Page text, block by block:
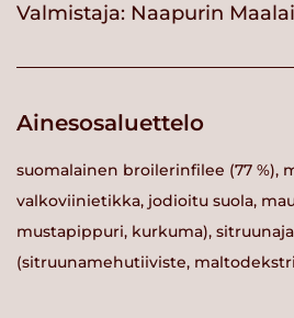
Valmistaja: Naapurin
Ainesosaluettelo
suomalainen broilerinfilee (77 %),
valkoviinietikka, jodioitu suola,
mustapippuri, kurkuma),
(sitruunamehutiiviste,